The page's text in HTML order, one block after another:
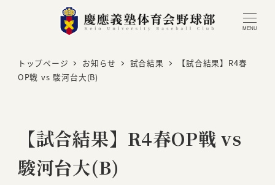
MENU
トップページ お知らせ 試合結果
【試合結果】R4春
OP戦 vs 駿河台大(B)
【試合結果】R4春OP戦 vs
駿河台大(B)